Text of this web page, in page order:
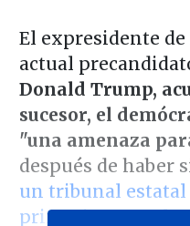
El expresidente
actual
Donald Trump,
sucesor, el
"una amenaza
después de haber
un tribunal estatal
primarias en